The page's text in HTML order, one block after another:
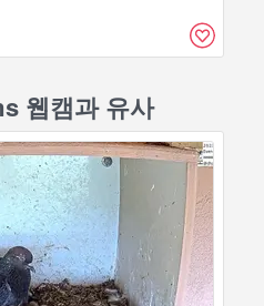
웹캠과 유사